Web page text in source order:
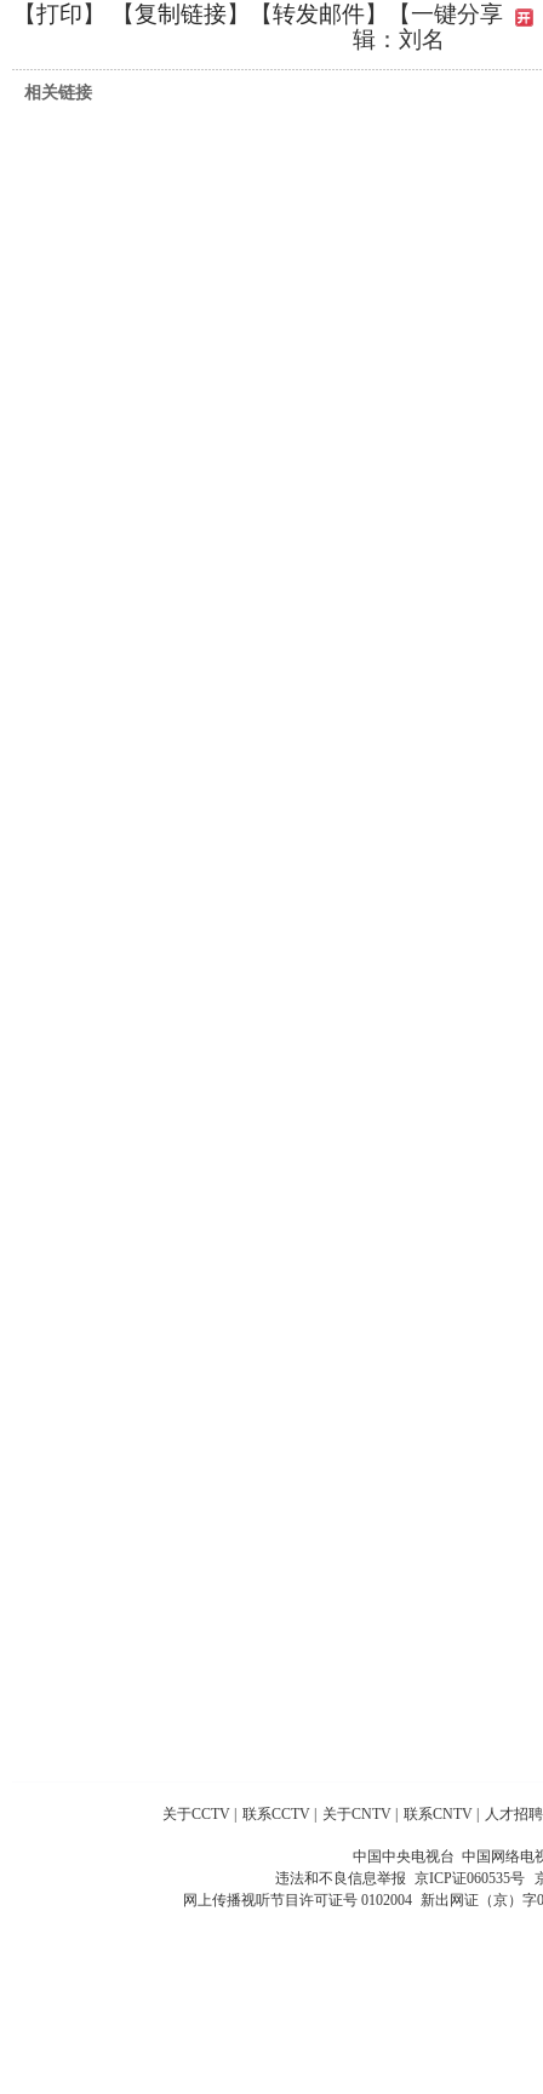
【打印】 【复制链接】【转发邮件】
【一键分享
辑：刘名
相关链接
关于CCTV 联系CCTV 关于CNTV 联系CNTV 人才招聘
中国中央电视台 中国网络电
违法和不良信息举报 京ICP证060535号
网上传播视听节目许可证号 0102004 新出网证（京）